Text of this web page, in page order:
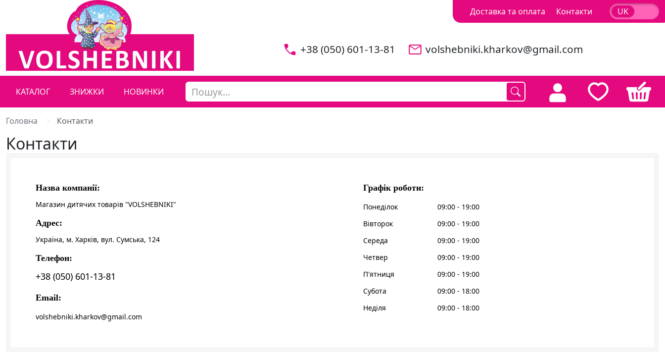
Доставка та оплата Контакти UK
+38 (050) 601-13-81 volshebniki.kharkov@gmail.com
КАТАЛОГ ЗНИЖКИ НОВИНКИ
Головна Контакти
Контакти
Назва компанії:
Магазин дитячих товарів "VOLSHEBNIKI"
Адрес:
Україна, м. Харків, вул. Сумська, 124
Телефон:
+38 (050) 601-13-81
Email:
volshebniki.kharkov@gmail.com
Графік роботи:
Понеділок
09:00 - 19:00
Вівторок
09:00 - 19:00
Середа
09:00 - 19:00
Четвер
09:00 - 19:00
П'ятниця
09:00 - 19:00
Субота
09:00 - 18:00
Неділя
09:00 - 18:00